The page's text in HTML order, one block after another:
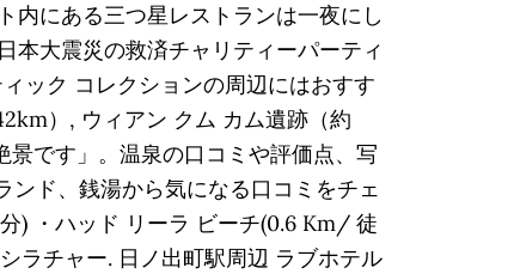
内にある三つ星レストランは一夜にし
本大震災の救済チャリティーパーティ
ック コレクションの周辺にはおすす
）, ウィアン クム カム遺跡（約
です」。温泉の口コミや評価点、写
ド、銭湯から気になる口コミをチェ
) ・ハッド リーラ ビーチ(0.6 Km/ 徒
ラチャー. 日ノ出町駅周辺 ラブホテル